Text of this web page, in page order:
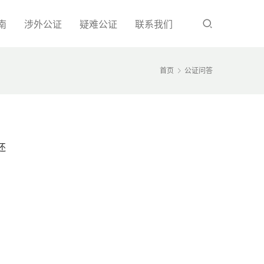
涉外公证 疑难公证 联系我们
首页 公证问答